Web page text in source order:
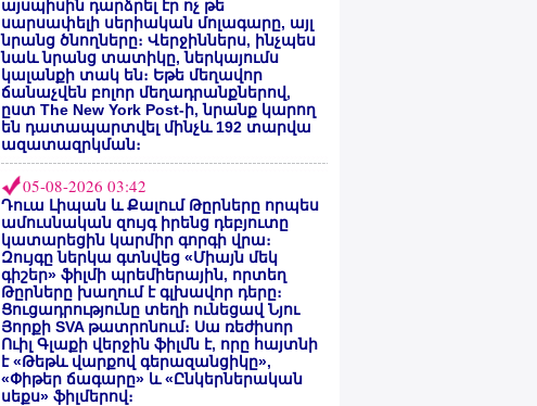
այսպիսին դարձրել էր ոչ թե
սարսափելի սերիական մոլագարը, այլ
նրանց ծնողները։ Վերջիններս, ինչպես
նաև նրանց տատիկը, ներկայումս
կալանքի տակ են։ Եթե մեղավոր
ճանաչվեն բոլոր մեղադրանքներով,
ըստ The New York Post-ի, նրանք կարող
են դատապարտվել մինչև 192 տարվա
ազատազրկման։
05-08-2026 03:42
Դուա Լիպան և Քալում Թըրները որպես
ամուսնական զույգ իրենց դեբյուտը
կատարեցին կարմիր գորգի վրա։
Զույգը ներկա գտնվեց «Միայն մեկ
գիշեր» ֆիլմի պրեմիերային, որտեղ
Թըրները խաղում է գլխավոր դերը։
Ցուցադրությունը տեղի ունեցավ Նյու
Յորքի SVA թատրոնում։ Սա ռեժիսոր
Ուիլ Գլաքի վերջին ֆիլմն է, որը հայտնի
է «Թեթև վարքով գերազանցիկը»,
«Փիթեր ճագարը» և «Ընկերներական
սեքս» ֆիլմերով։